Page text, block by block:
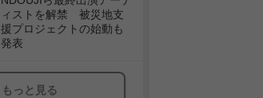
ィストを解禁 被災地支
援プロジェクトの始動も
発表
もっと見る